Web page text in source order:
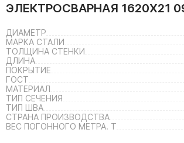
ЭЛЕКТРОСВАРНАЯ 1620Х21
ДИАМЕТР
МАРКА СТАЛИ
ТОЛЩИНА СТЕНКИ
ДЛИНА
ПОКРЫТИЕ
ГОСТ
МАТЕРИАЛ
ТИП СЕЧЕНИЯ
ТИП ШВА
СТРАНА ПРОИЗВОДСТВА
ВЕС ПОГОННОГО МЕТРА. Т